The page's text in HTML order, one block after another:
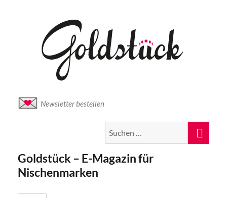
Newsletter bestellen
nach:
Goldstück – E-Magazin für
Nischenmarken